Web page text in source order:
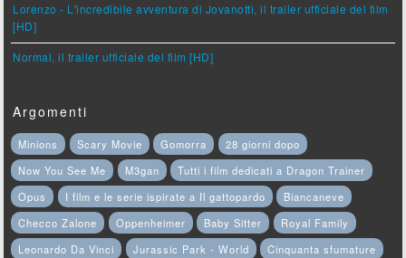
Lorenzo - L'incredibile avventura di Jovanotti, il trailer ufficiale del film
[HD]
Normal, il trailer ufficiale del film [HD]
Argomenti
Minions Scary Movie Gomorra
28 giorni dopo
Now You See Me
M3gan
Tutti i film dedicati a Dragon Trainer
Opus
I film e le serie ispirate a Il gattopardo
Biancaneve
Checco Zalone
Oppenheimer Baby Sitter
Royal Family
Leonardo Da Vinci
Jurassic Park - World
Cinquanta sfumature